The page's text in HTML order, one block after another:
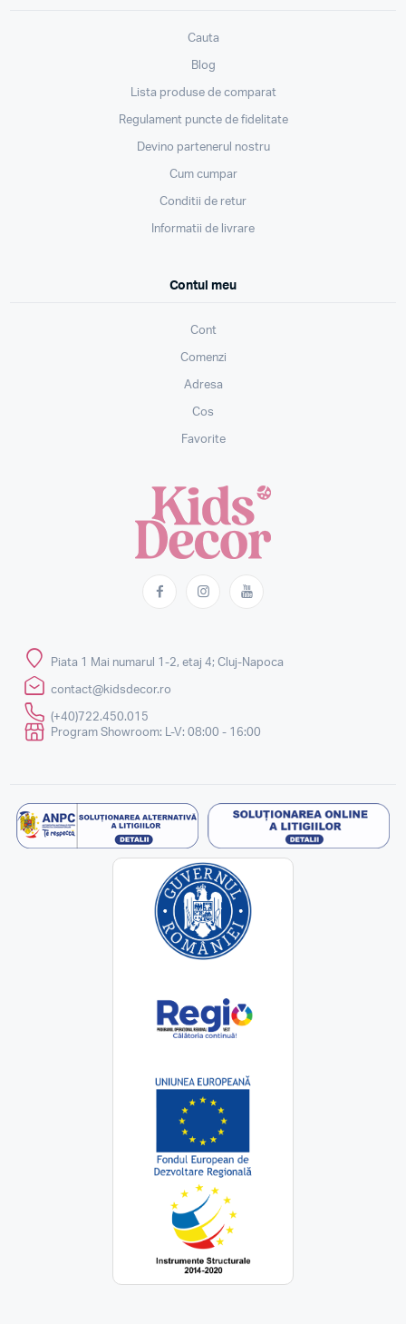
Cauta
Blog
Lista produse de comparat
Regulament puncte de fidelitate
Devino partenerul nostru
Cum cumpar
Conditii de retur
Informatii de livrare
Contul meu
Cont
Comenzi
Adresa
Cos
Favorite
Piata 1 Mai numarul 1-2, etaj 4; Cluj-Napoca
contact@kidsdecor.ro
(+40)722.450.015
Program Showroom: L-V: 08:00 - 16:00